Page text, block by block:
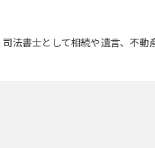
法書士として相続や遺言、不動